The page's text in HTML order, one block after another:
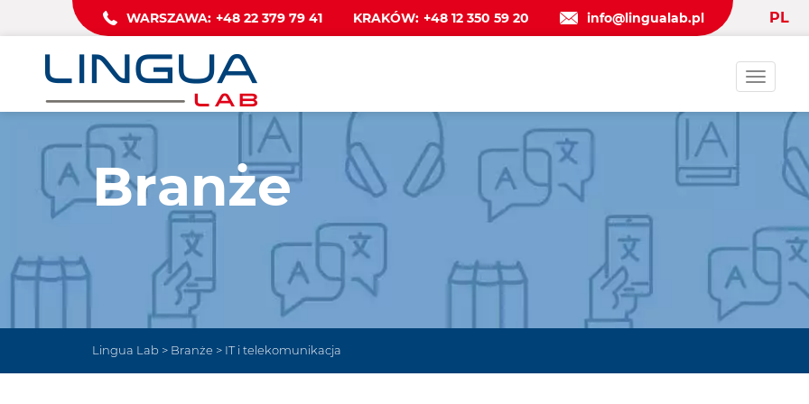
WARSZAWA: +48 22 379 79 41 KRAKÓW: +48 12 350 59 20 info@lingualab.pl PL
Toggle
Branże
Lingua Lab > Branże > IT i telekomunikacja